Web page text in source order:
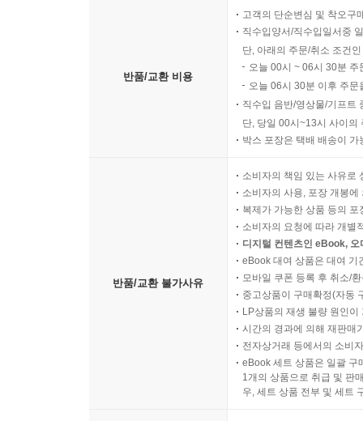
반품/교환 비용
고객의 단순변심 및 착오구
직수입양서/직수입일서중
단, 아래의 주문/취소 조건
오늘 00시 ~ 06시 30분
오늘 06시 30분 이후 주
직수입 음반/영상물/기프트
단, 당일 00시~13시 사이의
박스 포장은 택배 배송이
반품/교환 불가사유
소비자의 책임 있는 사유로
소비자의 사용, 포장 개봉
복제가 가능한 상품 등의
소비자의 요청에 따라 개별
디지털 컨텐츠인 eBook,
eBook 대여 상품은 대여 기
모바일 쿠폰 등록 후 취소/
중고상품이 구매확정(자동
LP상품의 재생 불량 원인
시간의 경과에 의해 재판매
전자상거래 등에서의 소비
eBook 세트 상품은 일괄 구
1개의 상품으로 취급 및 판
우, 세트 상품 전부 및 세트